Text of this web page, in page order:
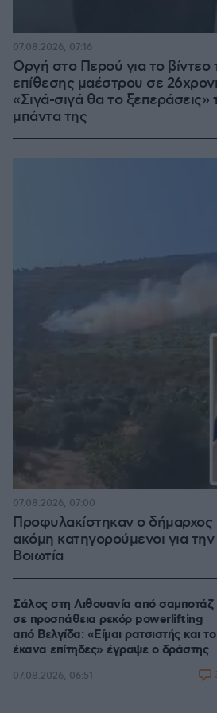
Οργή στο Περού για το βίντεο
επίθεσης μαέστρου σε
«Σιγά-σιγά θα το ξεπεράσεις»
μπάντα της
07.08.2026, 07:16
Προφυλακίστηκαν ο δήμαρχος
ακόμη κατηγορούμενοι για
Βοιωτία
07.08.2026, 07:00
Σάλος στη Λιθουανία από σαμποτάζ
σε προσπάθεια ρεκόρ powerlifting
από Βελγίδα: «Είμαι ρατσιστής και το
έκανα επίτηδες» έγραψε ο δράστης
07.08.2026, 06:51